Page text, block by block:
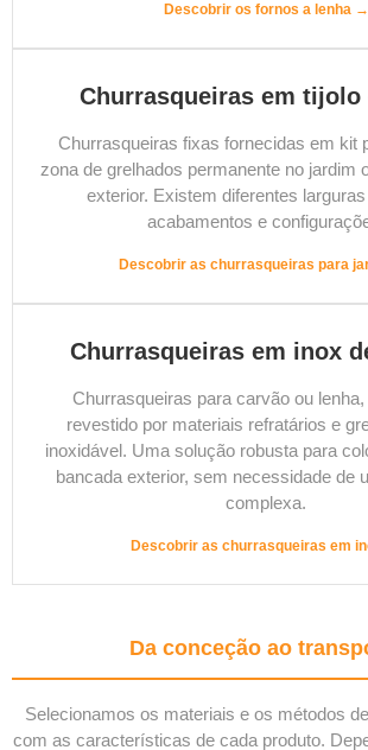
Descobrir os fornos a lenha →
Churrasqueiras em tijolo
Churrasqueiras fixas fornecidas em kit
zona de grelhados permanente no jardim
exterior. Existem diferentes
acabamentos e
Descobrir as churrasqueiras para
Churrasqueiras em inox
Churrasqueiras para carvão ou
revestido por materiais refratários e
inoxidável. Uma solução robusta para
bancada exterior, sem necessidade de
complexa.
Descobrir as churrasqueiras em
Da conceção ao
Selecionamos os materiais e os métodos
com as características de cada produto.